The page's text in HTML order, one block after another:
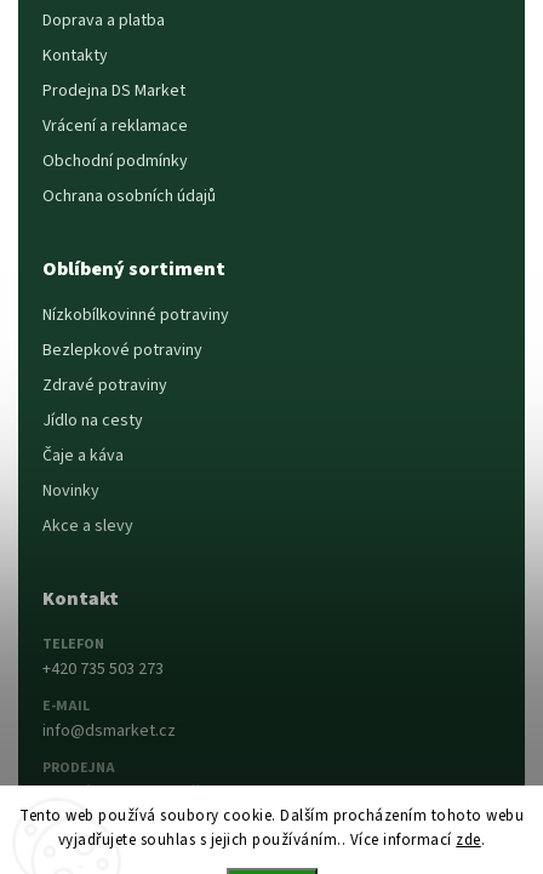
Tento web používá soubory cookie. Dalším procházením tohoto webu
vyjadřujete souhlas s jejich používáním.. Více informací zde.
Doprava a platba
Kontakty
Prodejna DS Market
Vrácení a reklamace
Obchodní podmínky
Ochrana osobních údajů
Oblíbený sortiment
Nízkobílkovinné potraviny
Bezlepkové potraviny
Zdravé potraviny
Jídlo na cesty
Čaje a káva
Novinky
Akce a slevy
Kontakt
TELEFON
+420 735 503 273
E-MAIL
info@dsmarket.cz
PRODEJNA
Dlouhá 90, 763 15 Slušovice
Napsat nám Prodejna a otevírací doba